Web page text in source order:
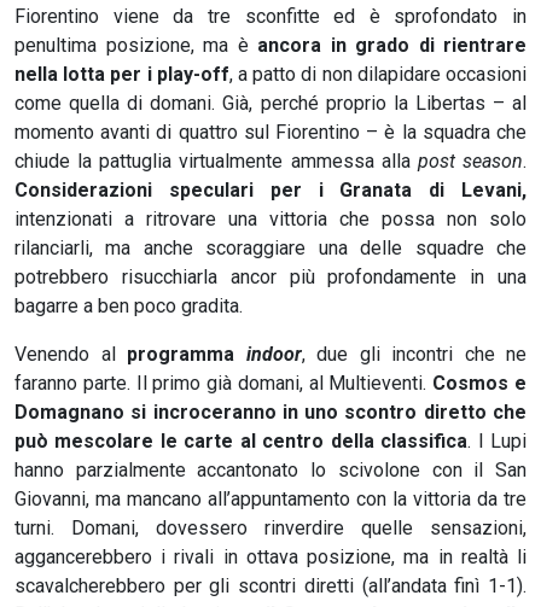
Fiorentino viene da tre sconfitte ed è sprofondato in
penultima posizione, ma è ancora in grado di rientrare
nella lotta per i play-off, a patto di non dilapidare occasioni
come quella di domani. Già, perché proprio la Libertas – al
momento avanti di quattro sul Fiorentino – è la squadra che
chiude la pattuglia virtualmente ammessa alla post season.
Considerazioni speculari per i Granata di Levani,
intenzionati a ritrovare una vittoria che possa non solo
rilanciarli, ma anche scoraggiare una delle squadre che
potrebbero risucchiarla ancor più profondamente in una
bagarre a ben poco gradita.
Venendo al programma indoor, due gli incontri che ne
faranno parte. Il primo già domani, al Multieventi. Cosmos e
Domagnano si incroceranno in uno scontro diretto che
può mescolare le carte al centro della classifica. I Lupi
hanno parzialmente accantonato lo scivolone con il San
Giovanni, ma mancano all’appuntamento con la vittoria da tre
turni. Domani, dovessero rinverdire quelle sensazioni,
aggancerebbero i rivali in ottava posizione, ma in realtà li
scavalcherebbero per gli scontri diretti (all’andata finì 1-1).